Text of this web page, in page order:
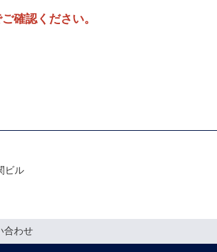
確認ください。
ビル
合わせ